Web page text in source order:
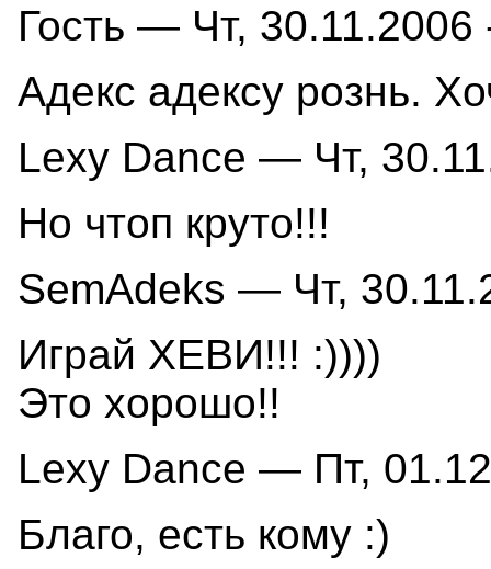
Гость — Чт, 30.11.2006
Адекс адексу рознь.
Lexy Dance — Чт,
Но чтоп круто!!!
SemAdeks — Чт,
Играй ХЕВИ!!! :))))
Это хорошо!!
Lexy Dance — Пт,
Благо, есть кому :)